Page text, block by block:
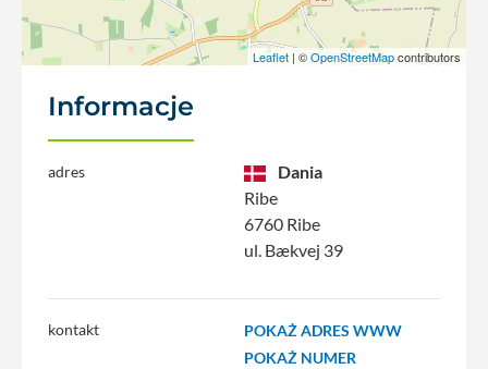
Leaflet | ©OpenStreetMapcontributors
Informacje
adres
Dania
Ribe
6760 Ribe
ul. Bækvej 39
kontakt
POKAŻ ADRES WWW
POKAŻ NUMER